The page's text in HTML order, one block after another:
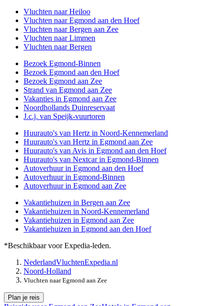
Vluchten naar Heiloo
Vluchten naar Egmond aan den Hoef
Vluchten naar Bergen aan Zee
Vluchten naar Limmen
Vluchten naar Bergen
Bezoek Egmond-Binnen
Bezoek Egmond aan den Hoef
Bezoek Egmond aan Zee
Strand van Egmond aan Zee
Vakanties in Egmond aan Zee
Noordhollands Duinreservaat
J.c.j. van Speijk-vuurtoren
Huurauto's van Hertz in Noord-Kennemerland
Huurauto's van Hertz in Egmond aan Zee
Huurauto's van Avis in Egmond aan den Hoef
Huurauto's van Nextcar in Egmond-Binnen
Autoverhuur in Egmond aan den Hoef
Autoverhuur in Egmond-Binnen
Autoverhuur in Egmond aan Zee
Vakantiehuizen in Bergen aan Zee
Vakantiehuizen in Noord-Kennemerland
Vakantiehuizen in Egmond aan Zee
Vakantiehuizen in Egmond aan den Hoef
*Beschikbaar voor Expedia-leden.
NederlandVluchtenExpedia.nl
Noord-Holland
Vluchten naar Egmond aan Zee
Plan je reis